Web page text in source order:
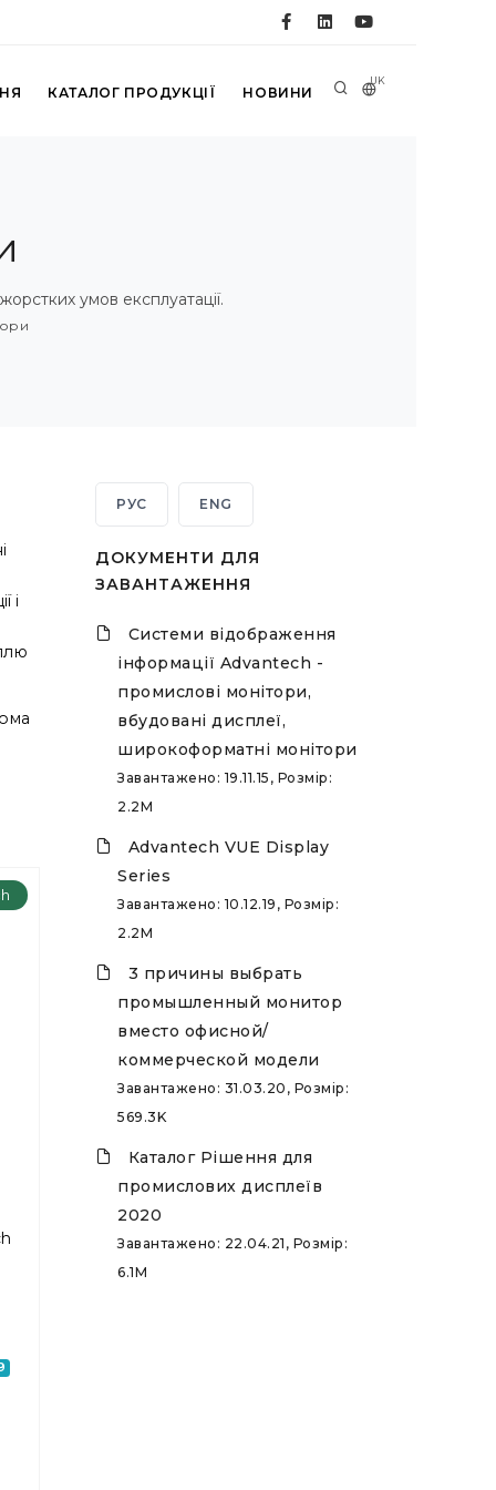
UK
КАТАЛОГ ПРОДУКЦІЇ НОВИНИ
умов експлуатації.
і
РУС ENG
ДОКУМЕНТИ ДЛЯ
ЗАВАНТАЖЕННЯ
Системи відображення
інформації Advantech -
промислові монітори,
вбудовані дисплеї,
широкоформатні монітори
Завантажено: 19.11.15, Розмір:
2.2M
Advantech VUE Display
Series
Завантажено: 10.12.19, Розмір:
2.2M
3 причины выбрать
промышленный монитор
вместо офисной/
коммерческой модели
Завантажено: 31.03.20, Розмір:
569.3K
Каталог Рішення для
промислових дисплеїв
2020
Завантажено: 22.04.21, Розмір:
6.1M